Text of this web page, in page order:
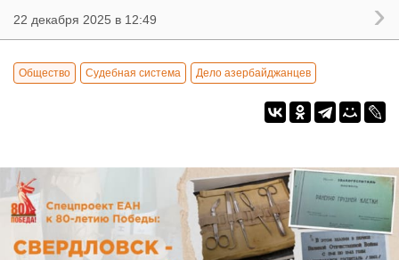
22 декабря 2025 в 12:49
Общество Судебная система Дело азербайджанцев